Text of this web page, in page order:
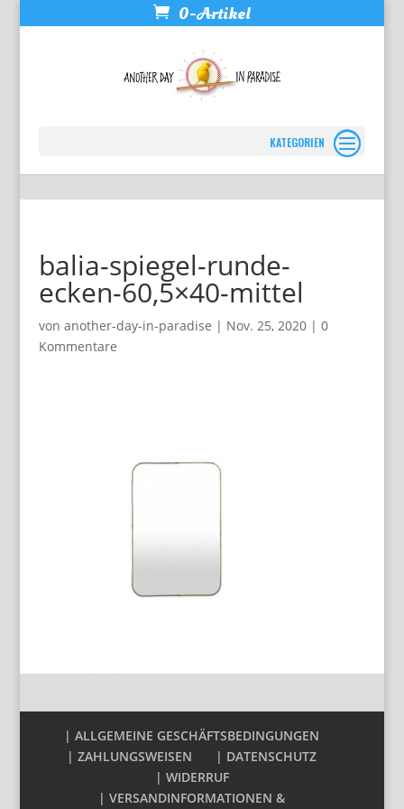
0-Artikel
balia-spiegel-runde-
ecken-60,5×40-mittel
von another-day-in-paradise | Nov. 25, 2020| 0
Kommentare
| ALLGEMEINE GESCHÄFTSBEDINGUNGEN
| ZAHLUNGSWEISEN
| DATENSCHUTZ
| WIDERRUF
| VERSANDINFORMATIONEN &